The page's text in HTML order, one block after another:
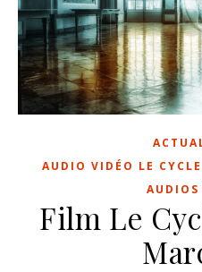
AUDIO VIDÉO LE
AUDIOS
Film Le